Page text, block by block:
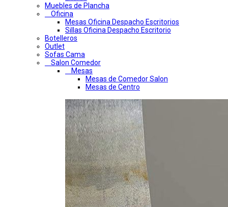
Muebles de Plancha
Oficina
Mesas Oficina Despacho Escritorios
Sillas Oficina Despacho Escritorio
Botelleros
Outlet
Sofas Cama
Salon Comedor
Mesas
Mesas de Comedor Salon
Mesas de Centro